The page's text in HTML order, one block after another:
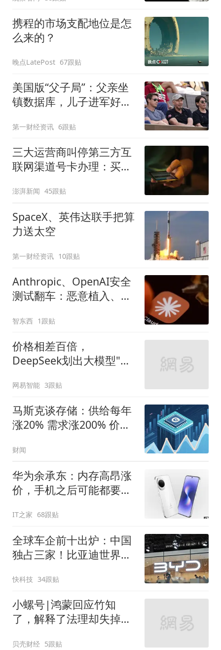
携程的市场支配地位是怎
么来的？
晚点LatePost 67跟贴
美国版“父子局”：父亲坐
镇数据库，儿子进军好莱
第一财经资讯 6跟贴
三大运营商叫停第三方互
联网渠道号卡办理：买的
吗？
澎湃新闻 45跟贴
SpaceX、英伟达联手把算
力送太空
第一财经资讯 10跟贴
Anthropic、OpenAI安全
测试翻车：恶意植入、杜
智东西 1跟贴
价格相差百倍，
DeepSeek划出大模型"斩
网易智能 3跟贴
马斯克谈存储：供给每年
涨20% 需求涨200% 价格
财闻
华为余承东：内存高昂涨
价，手机之后可能都要大
IT之家 68跟贴
全球车企前十出炉：中国
独占三家！比亚迪世界第
快科技 34跟贴
小螺号|鸿蒙回应竹知
了，解释了法理却失掉了
贝壳财经 5跟贴